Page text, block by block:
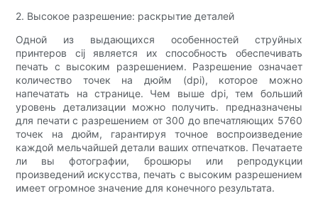
2. Высокое разрешение: раскрытие деталей
Одной из выдающихся особенностей струйных
принтеров cij является их способность обеспечивать
печать с высоким разрешением. Разрешение означает
количество точек на дюйм (dpi), которое можно
напечатать на странице. Чем выше dpi, тем больший
уровень детализации можно получить. предназначены
для печати с разрешением от 300 до впечатляющих 5760
точек на дюйм, гарантируя точное воспроизведение
каждой мельчайшей детали ваших отпечатков. Печатаете
ли вы фотографии, брошюры или репродукции
произведений искусства, печать с высоким разрешением
имеет огромное значение для конечного результата.